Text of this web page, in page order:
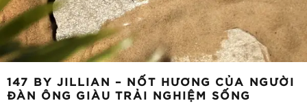
147 BY JILLIAN – NỐT HƯƠNG CỦA NGƯỜI
ĐÀN ÔNG GIÀU TRẢI NGHIỆM SỐNG